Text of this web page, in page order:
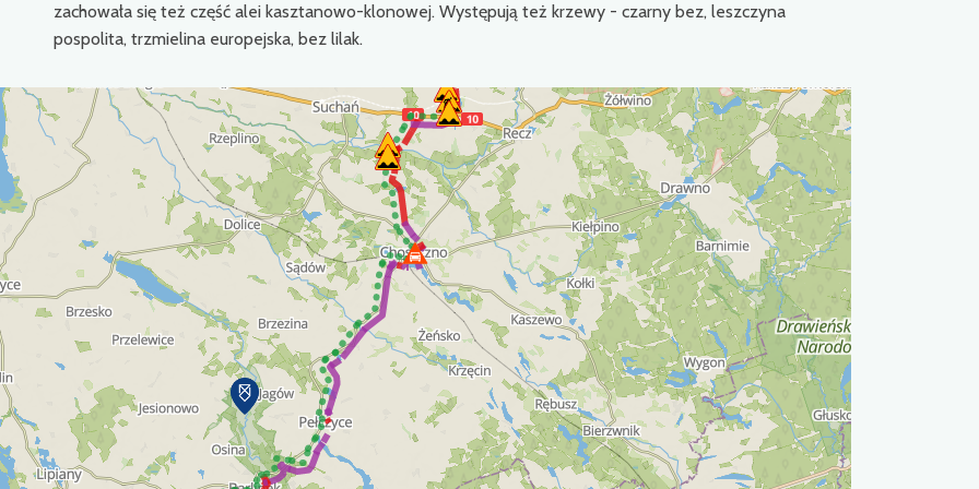
zachowała się też część alei kasztanowo-klonowej. Występują też krzewy - czarny bez, leszczyna
pospolita, trzmielina europejska, bez lilak.